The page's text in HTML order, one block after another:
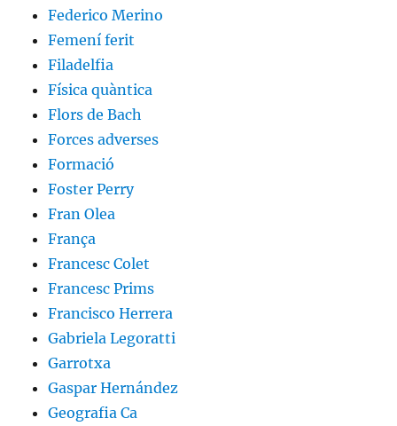
Federico Merino
Femení ferit
Filadelfia
Física quàntica
Flors de Bach
Forces adverses
Formació
Foster Perry
Fran Olea
França
Francesc Colet
Francesc Prims
Francisco Herrera
Gabriela Legoratti
Garrotxa
Gaspar Hernández
Geografia Ca